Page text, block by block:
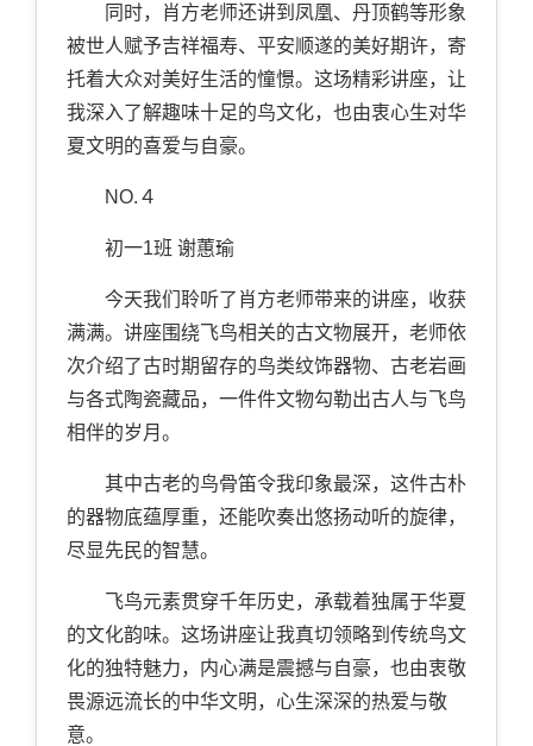
同时，肖方老师还讲到凤凰、丹顶鹤等形象
被世人赋予吉祥福寿、平安顺遂的美好期许，寄
托着大众对美好生活的憧憬。这场精彩讲座，让
我深入了解趣味十足的鸟文化，也由衷心生对华
夏文明的喜爱与自豪。
NO.４
初一1班 谢蕙瑜
今天我们聆听了肖方老师带来的讲座，收获
满满。讲座围绕飞鸟相关的古文物展开，老师依
次介绍了古时期留存的鸟类纹饰器物、古老岩画
与各式陶瓷藏品，一件件文物勾勒出古人与飞鸟
相伴的岁月。
其中古老的鸟骨笛令我印象最深，这件古朴
的器物底蕴厚重，还能吹奏出悠扬动听的旋律，
尽显先民的智慧。
飞鸟元素贯穿千年历史，承载着独属于华夏
的文化韵味。这场讲座让我真切领略到传统鸟文
化的独特魅力，内心满是震撼与自豪，也由衷敬
畏源远流长的中华文明，心生深深的热爱与敬
意。